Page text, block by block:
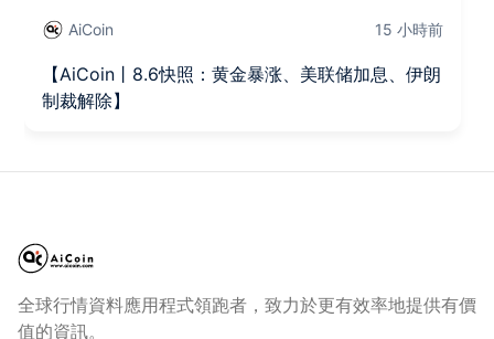
AiCoin 15 小時前
【AiCoin丨8.6快照：黄金暴涨、美联储加息、伊朗
制裁解除】
全球行情資料應用程式領跑者，致力於更有效率地提供有價
值的資訊。